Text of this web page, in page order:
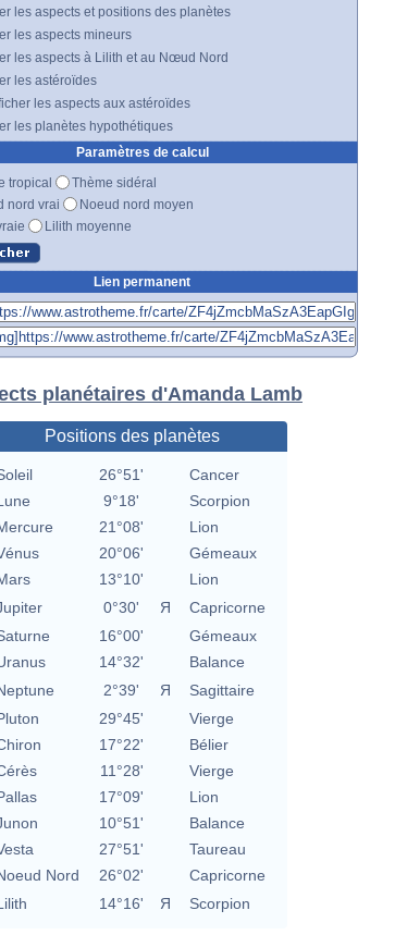
les aspects et positions des planètes
les aspects mineurs
les aspects à Lilith et au Nœud Nord
les astéroïdes
les aspects aux astéroïdes
les planètes hypothétiques
Paramètres de calcul
tropical
Thème sidéral
nord vrai
Noeud nord moyen
Lilith moyenne
Lien permanent
planétaires d'Amanda Lamb
Positions des planètes
26°51'
Cancer
9°18'
Scorpion
21°08'
Lion
20°06'
Gémeaux
13°10'
Lion
0°30' Я
Capricorne
16°00'
Gémeaux
14°32'
Balance
2°39' Я
Sagittaire
29°45'
Vierge
17°22'
Bélier
11°28'
Vierge
17°09'
Lion
10°51'
Balance
27°51'
Taureau
Nord
26°02'
Capricorne
14°16' Я Scorpion